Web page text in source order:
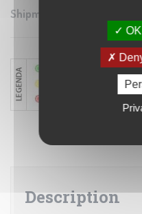
Shipment Time:
Description